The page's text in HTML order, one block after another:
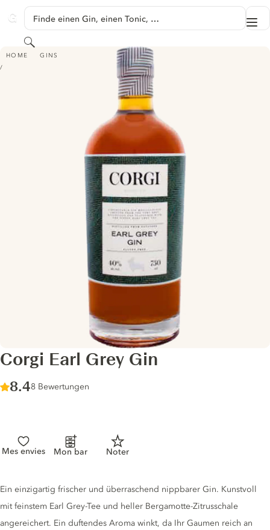
GINVENTORY
Finde einen Gin, einen Tonic, …
Suchen
HOME GINS
CORGI EARL GREY GIN
Corgi Earl Grey Gin
Score :
8.4/ 10
8 Bewertungen
Mes envies Mon bar Noter
Gin description
Ein einzigartig frischer und überraschend nippbarer Gin. Kunstvoll
mit feinstem Earl Grey-Tee und heller Bergamotte-Zitrusschale
angereichert. Ein duftendes Aroma winkt, da Ihr Gaumen reich an